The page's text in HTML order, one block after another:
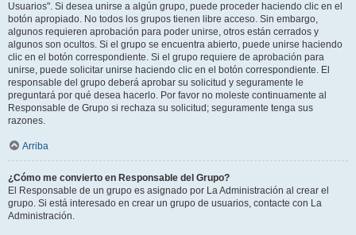
Usuarios". Si desea unirse a algún grupo, puede proceder haciendo clic en el
botón apropiado. No todos los grupos tienen libre acceso. Sin embargo,
algunos requieren aprobación para poder unirse, otros están cerrados y
algunos son ocultos. Si el grupo se encuentra abierto, puede unirse haciendo
clic en el botón correspondiente. Si el grupo requiere de aprobación para
unirse, puede solicitar unirse haciendo clic en el botón correspondiente. El
responsable del grupo deberá aprobar su solicitud y seguramente le
preguntará por qué desea hacerlo. Por favor no moleste continuamente al
Responsable de Grupo si rechaza su solicitud; seguramente tenga sus
razones.
Arriba
¿Cómo me convierto en Responsable del Grupo?
El Responsable de un grupo es asignado por La Administración al crear el
grupo. Si está interesado en crear un grupo de usuarios, contacte con La
Administración.